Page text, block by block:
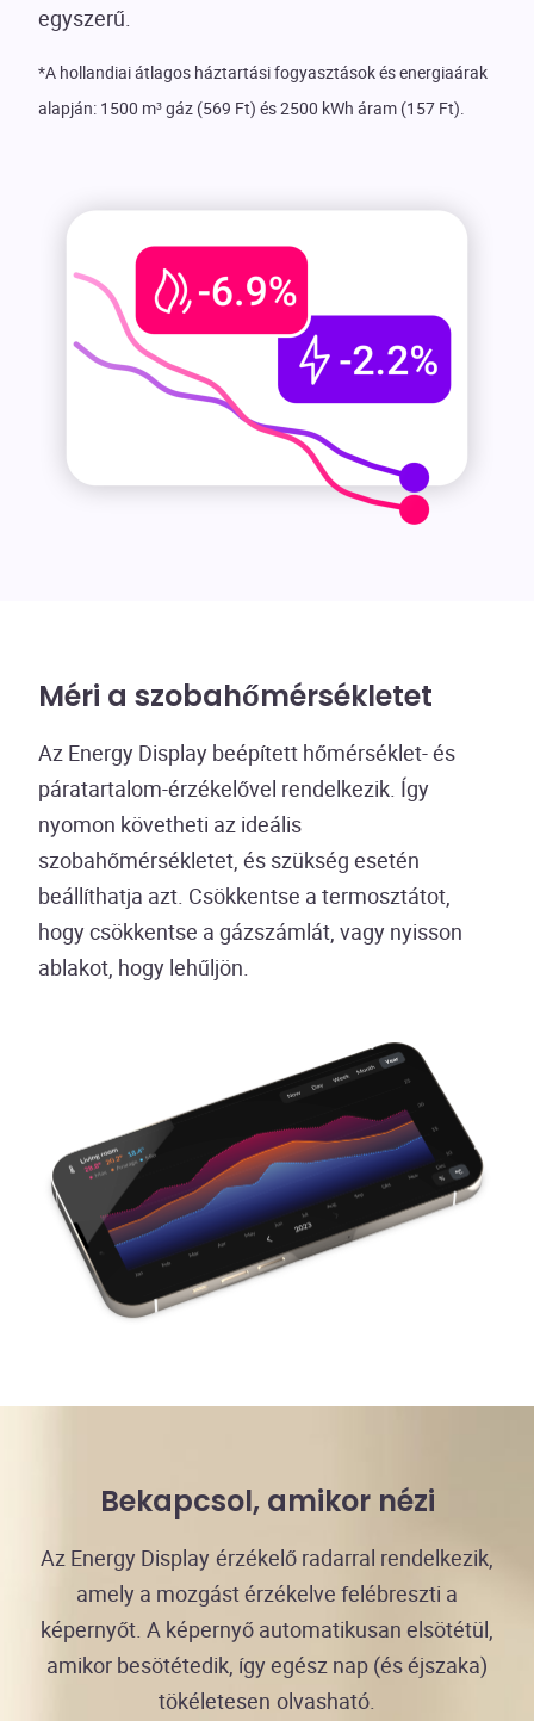
egyszerű.
*A hollandiai átlagos háztartási fogyasztások és energiaárak
alapján: 1500 m³ gáz (569 Ft) és 2500 kWh áram (157 Ft).
Méri a szobahőmérsékletet
Az Energy Display beépített hőmérséklet- és
páratartalom-érzékelővel rendelkezik. Így
nyomon követheti az ideális
szobahőmérsékletet, és szükség esetén
beállíthatja azt. Csökkentse a termosztátot,
hogy csökkentse a gázszámlát, vagy nyisson
ablakot, hogy lehűljön.
Bekapcsol, amikor nézi
Az Energy Display érzékelő radarral rendelkezik,
amely a mozgást érzékelve felébreszti a
képernyőt. A képernyő automatikusan elsötétül,
amikor besötétedik, így egész nap (és éjszaka)
tökéletesen olvasható.